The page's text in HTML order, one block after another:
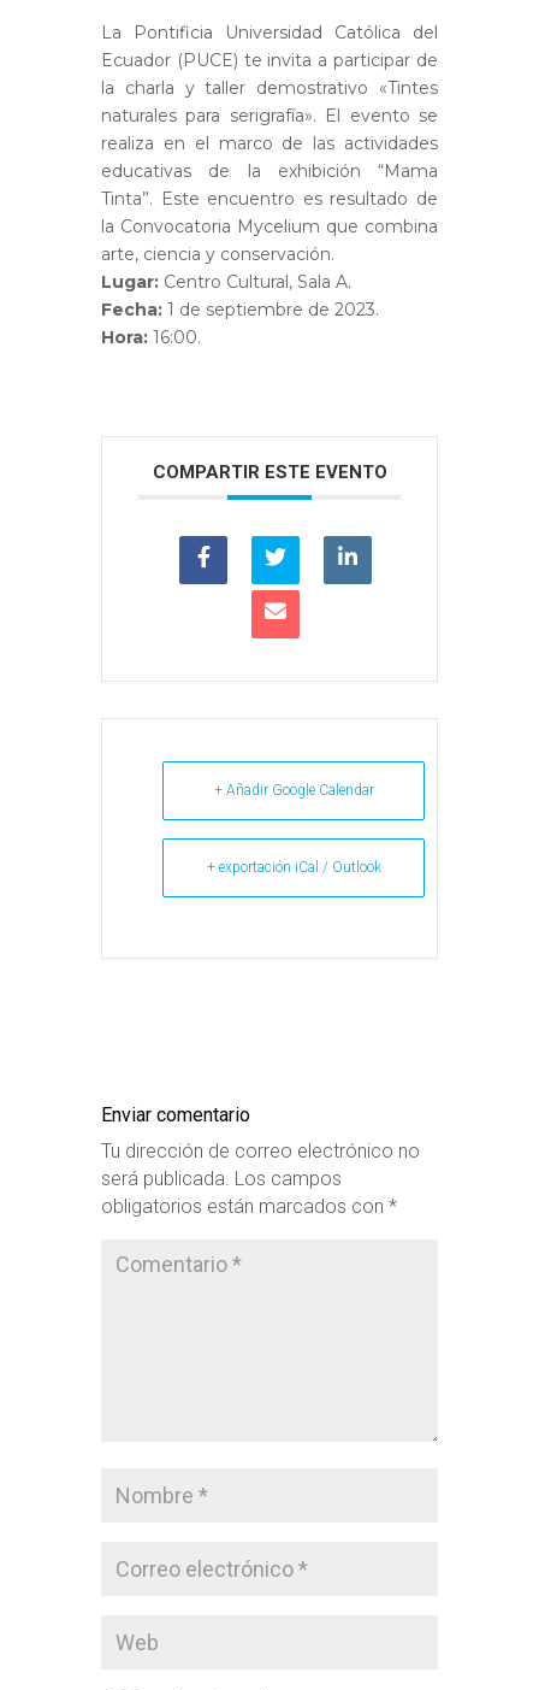
La Pontificia Universidad Católica del
Ecuador (PUCE) te invita a participar de
la charla y taller demostrativo «Tintes
naturales para serigrafía». El evento se
realiza en el marco de las actividades
educativas de la exhibición “Mama
Tinta”. Este encuentro es resultado de
la Convocatoria Mycelium que combina
arte, ciencia y conservación.
Lugar: Centro Cultural, Sala A.
Fecha: 1 de septiembre de 2023.
Hora: 16:00.
COMPARTIR ESTE EVENTO
+ Añadir Google Calendar
+ exportación iCal / Outlook
Enviar comentario
Tu dirección de correo electrónico no
será publicada. Los campos
obligatorios están marcados con *